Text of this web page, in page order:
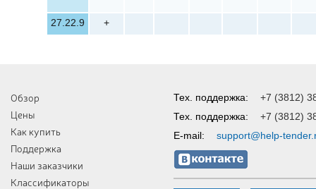
27.22.9 +
Обзор
Цены
Как купить
Поддержка
Наши заказчики
Классификаторы
Тех. поддержка:
+7 (3812)
Тех. поддержка:
+7 (3812)
E-mail:
support@help-